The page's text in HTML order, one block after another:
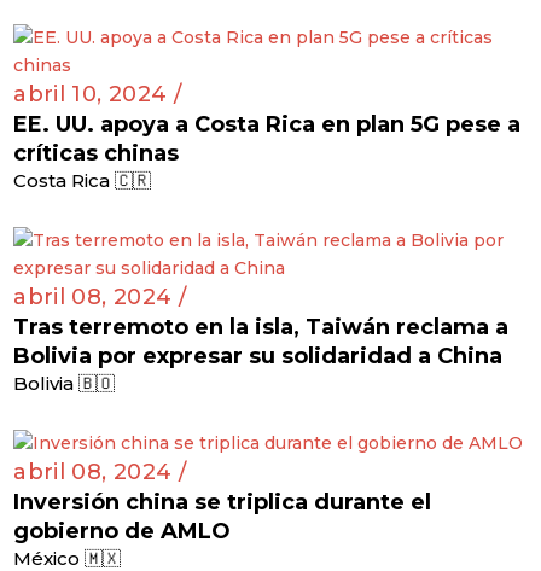
abril 10, 2024 /
EE. UU. apoya a Costa Rica en plan 5G pese a
críticas chinas
Costa Rica 🇨🇷
abril 08, 2024 /
Tras terremoto en la isla, Taiwán reclama a
Bolivia por expresar su solidaridad a China
Bolivia 🇧🇴
abril 08, 2024 /
Inversión china se triplica durante el
gobierno de AMLO
México 🇲🇽